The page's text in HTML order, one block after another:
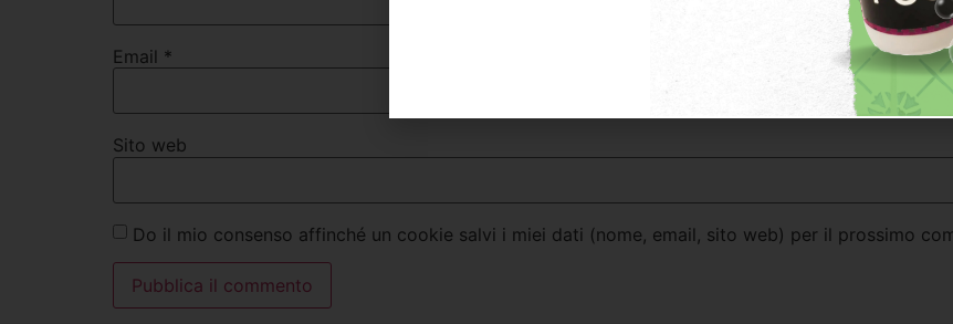
Email *
Sito web
Do il mio consenso affinché un cookie salvi i miei dati (nome, email, sito web) per il prossimo